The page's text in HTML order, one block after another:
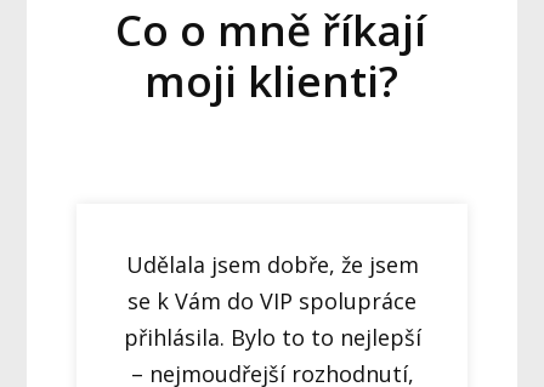
Co o mně říkají
moji klienti?
Udělala jsem dobře, že jsem
se k Vám do VIP spolupráce
přihlásila. Bylo to to nejlepší
– nejmoudřejší rozhodnutí,